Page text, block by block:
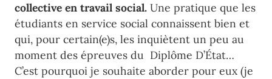
collective en travail social. Une pratique que les
étudiants en service social connaissent bien et
qui, pour certain(e)s, les inquiètent un peu au
moment des épreuves du Diplôme D’État…
C’est pourquoi je souhaite aborder pour eux (je